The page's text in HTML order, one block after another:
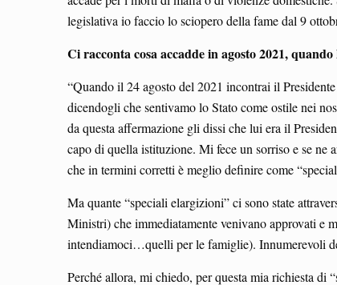
legislativa io faccio lo sciopero della fame dal 9
Ci racconta cosa accadde in agosto 2021,
“Quando il 24 agosto del 2021 incontrai il
dicendogli che sentivamo lo Stato come ostile nei
da questa affermazione gli dissi che lui era il
capo di quella istituzione. Mi fece un sorriso e se ne
che in termini corretti è meglio definire come
Ma quante “speciali elargizioni” ci sono state
Ministri) che immediatamente venivano approvati e
intendiamoci…quelli per le famiglie). Innumerevoli
Perché allora, mi chiedo, per questa mia richiesta di